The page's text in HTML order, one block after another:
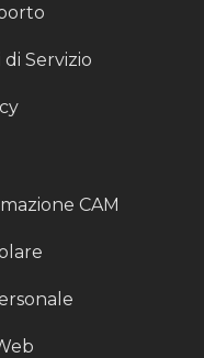
Servizio
CAM